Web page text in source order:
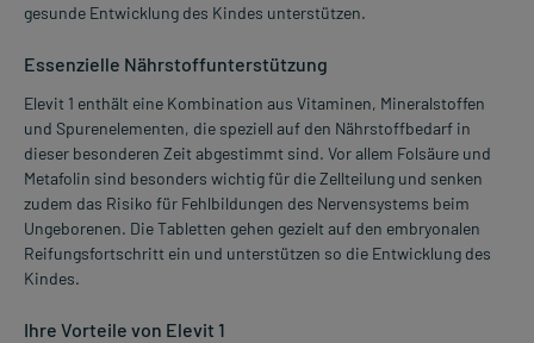
gesunde Entwicklung des Kindes unterstützen.
Essenzielle Nährstoffunterstützung
Elevit 1 enthält eine Kombination aus Vitaminen, Mineralstoffen
und Spurenelementen, die speziell auf den Nährstoffbedarf in
dieser besonderen Zeit abgestimmt sind. Vor allem Folsäure und
Metafolin sind besonders wichtig für die Zellteilung und senken
zudem das Risiko für Fehlbildungen des Nervensystems beim
Ungeborenen. Die Tabletten gehen gezielt auf den embryonalen
Reifungsfortschritt ein und unterstützen so die Entwicklung des
Kindes.
Ihre Vorteile von Elevit 1